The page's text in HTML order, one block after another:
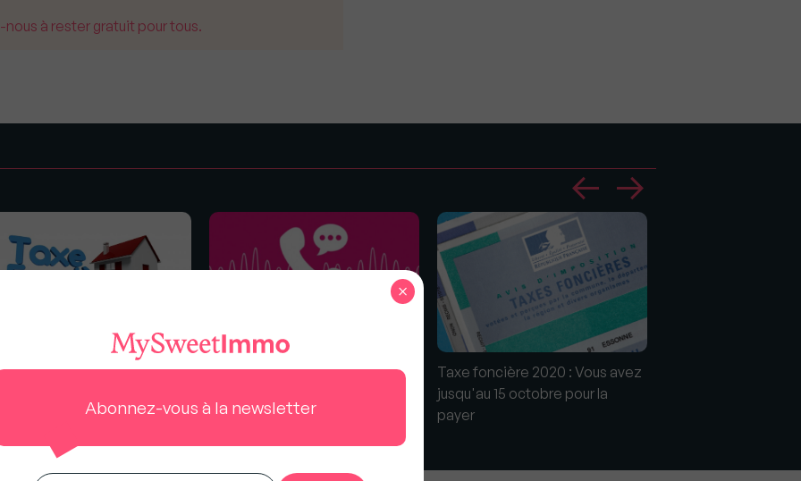
à rester gratuit pour tous.
fin de la taxe d’habitation ne
pas compensée par une
Comment se répartit la taxe
foncière en cas d'indivision ?
Taxe foncière 2020 : Vous avez
jusqu'au 15 octobre pour la
payer
Abonnez-vous à la newsletter
×